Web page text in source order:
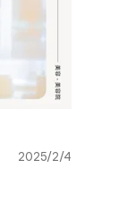
2025/2/4